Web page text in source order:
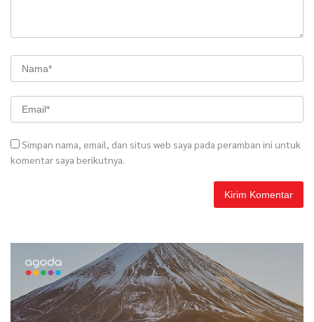
Simpan nama, email, dan situs web saya pada peramban ini untuk
komentar saya berikutnya.